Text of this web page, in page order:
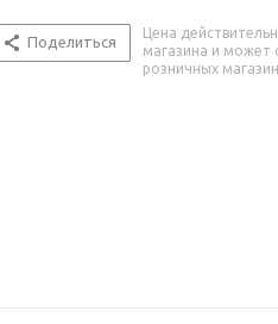
Поделиться
Цена
магазина и может
розничных